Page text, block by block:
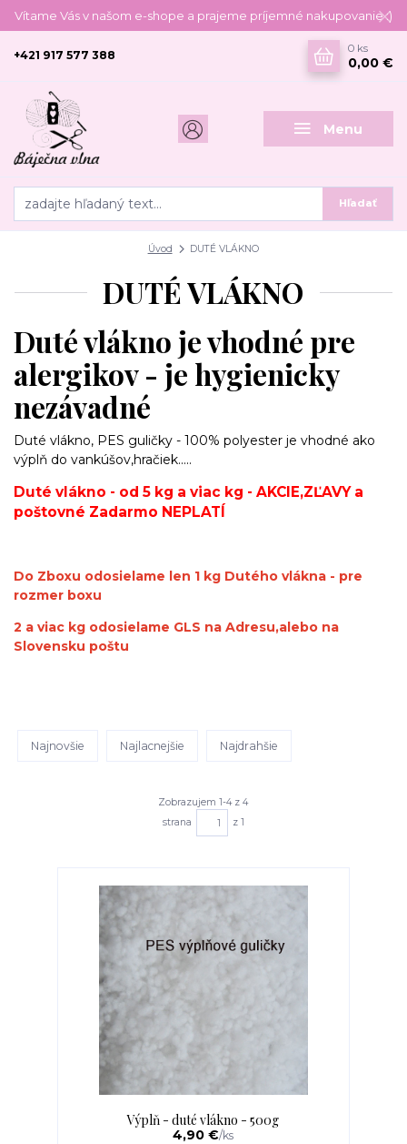
Vítame Vás v našom e-shope a prajeme príjemné nakupovanie :)
Menu
Hľadať
+421 917 577 388
0 ks
0,00 €
Úvod DUTÉ VLÁKNO
DUTÉ VLÁKNO
Duté vlákno je vhodné pre
alergikov - je hygienicky
nezávadné
Duté vlákno, PES guličky - 100% polyester je vhodné ako
výplň do vankúšov,hračiek.....
Duté vlákno - od 5 kg a viac kg - AKCIE,ZĽAVY a
poštovné Zadarmo NEPLATÍ
Do Zboxu odosielame len 1 kg Dutého vlákna - pre
rozmer boxu
2 a viac kg odosielame GLS na Adresu,alebo na
Slovensku poštu
Najnovšie Najlacnejšie Najdrahšie
Zobrazujem 1-4 z 4
strana
z 1
Výplň - duté vlákno - 500g
4,90 €/ks